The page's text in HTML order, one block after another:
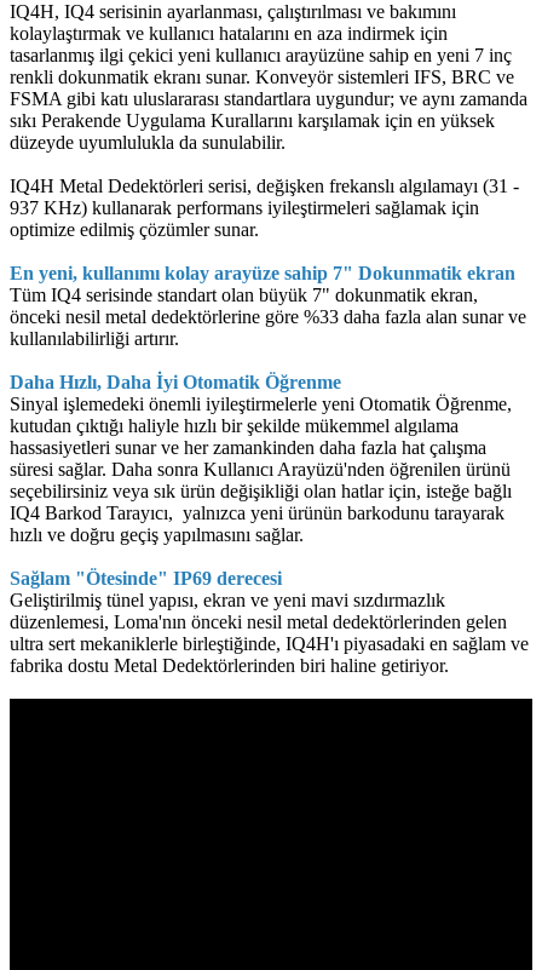
IQ4H, IQ4 serisinin ayarlanması, çalıştırılması ve bakımını
kolaylaştırmak ve kullanıcı hatalarını en aza indirmek için
tasarlanmış ilgi çekici yeni kullanıcı arayüzüne sahip en yeni 7 inç
renkli dokunmatik ekranı sunar. Konveyör sistemleri IFS, BRC ve
FSMA gibi katı uluslararası standartlara uygundur; ve aynı zamanda
sıkı Perakende Uygulama Kurallarını karşılamak için en yüksek
düzeyde uyumlulukla da sunulabilir.
IQ4H Metal Dedektörleri serisi, değişken frekanslı algılamayı (31 -
937 KHz) kullanarak performans iyileştirmeleri sağlamak için
optimize edilmiş çözümler sunar.
En yeni, kullanımı kolay arayüze sahip 7" Dokunmatik ekran
Tüm IQ4 serisinde standart olan büyük 7" dokunmatik ekran,
önceki nesil metal dedektörlerine göre %33 daha fazla alan sunar ve
kullanılabilirliği artırır.
Daha Hızlı, Daha İyi Otomatik Öğrenme
Sinyal işlemedeki önemli iyileştirmelerle yeni Otomatik Öğrenme,
kutudan çıktığı haliyle hızlı bir şekilde mükemmel algılama
hassasiyetleri sunar ve her zamankinden daha fazla hat çalışma
süresi sağlar. Daha sonra Kullanıcı Arayüzü'nden öğrenilen ürünü
seçebilirsiniz veya sık ürün değişikliği olan hatlar için, isteğe bağlı
IQ4 Barkod Tarayıcı, yalnızca yeni ürünün barkodunu tarayarak
hızlı ve doğru geçiş yapılmasını sağlar.
Sağlam "Ötesinde" IP69 derecesi
Geliştirilmiş tünel yapısı, ekran ve yeni mavi sızdırmazlık
düzenlemesi, Loma'nın önceki nesil metal dedektörlerinden gelen
ultra sert mekaniklerle birleştiğinde, IQ4H'ı piyasadaki en sağlam ve
fabrika dostu Metal Dedektörlerinden biri haline getiriyor.